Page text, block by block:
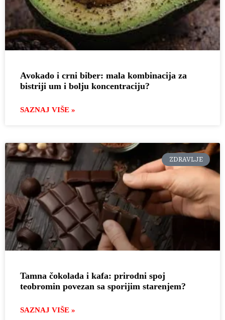
Avokado i crni biber: mala kombinacija za
bistriji um i bolju koncentraciju?
SAZNAJ VIŠE »
ZDRAVLJE
Tamna čokolada i kafa: prirodni spoj
teobromin povezan sa sporijim starenjem?
SAZNAJ VIŠE »